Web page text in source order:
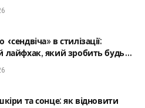
вечері
«сендвіча» в стилізації:
лайфхак, який зробить будь-
гармонійним
та сонце: як відновити